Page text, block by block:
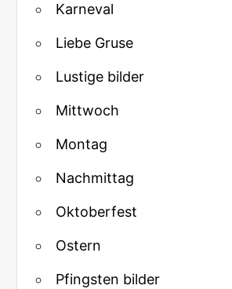
Karneval
Liebe Gruse
Lustige bilder
Mittwoch
Montag
Nachmittag
Oktoberfest
Ostern
Pfingsten bilder